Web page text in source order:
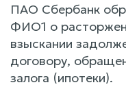
ПАО Сбербанк
ФИО1 о
взыскании
договору,
залога (ипотеки).